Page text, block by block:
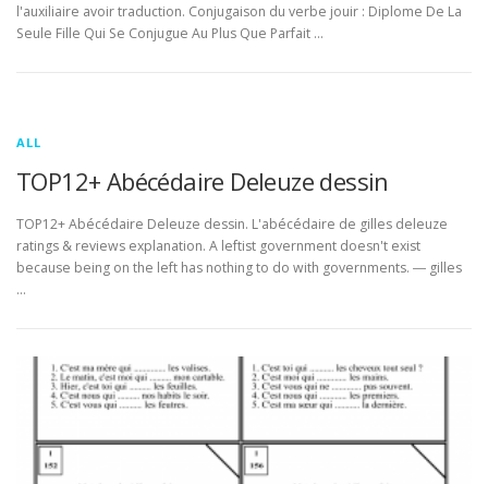
l'auxiliaire avoir traduction. Conjugaison du verbe jouir : Diplome De La
Seule Fille Qui Se Conjugue Au Plus Que Parfait …
ALL
TOP12+ Abécédaire Deleuze dessin
TOP12+ Abécédaire Deleuze dessin. L'abécédaire de gilles deleuze
ratings & reviews explanation. A leftist government doesn't exist
because being on the left has nothing to do with governments. ― gilles
…